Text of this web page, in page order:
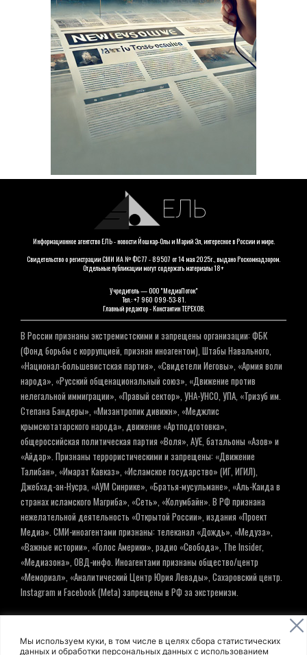
Мы используем куки, в том числе в целях сбора статистических
данных и обработки персональных данных с использованием
ЕЛЬ
Информационное агентство ЕЛЬ - новости Йошкар-Олы и Марий Эл, интересное в России и мире.
Свидетельство о регистрации СМИ ИА № ФС 77 - 89507 от 14 мая 2025г., выдано Роскомнадзором.
Отдельные публикации могут содержать материалы 18+
Учредитель — ООО "МедиаПоток"
Тел.: +7 960 099-53-81.
Главный редактор - Константин ТЕРЕХОВ.
В России признаны экстремистскими и запрещены организации: ФБК
(Фонд борьбы с коррупцией, признан иноагентом), Штабы Навального,
«Национал-большевистская партия», «Свидетели Иеговы», «Армия воли
народа», «Русский общенациональный союз», «Движение против
нелегальной иммиграции», «Правый сектор», УНА-УНСО, УПА, «Тризуб им.
Степана Бандеры», «Мизантропик дивижн», «Меджлис
крымскотатарского народа», движение «Артподготовка»,
общероссийская политическая партия «Воля», АУЕ, батальоны «Азов» и
«Айдар». Признаны террористическими и запрещены: «Движение
Талибан», «Имарат Кавказ», «Исламское государство» (ИГ, ИГИЛ),
Джебхад-ан-Нусра, «АУМ Синрике», «Братья-мусульмане», «Аль-Каида в
странах исламского Магриба», «Сеть», «Колумбайн». В РФ признана
нежелательной деятельность «Открытой России», издания «Проект
Медиа». СМИ-иноагентами признаны: телеканал «Дождь», «Медуза»,
«Важные истории», «Голос Америки», радио «Свобода», The Insider,
«Медиазона», ОВД-инфо. Иноагентами признаны общество/центр
«Мемориал», «Аналитический Центр Юрия Левады», Сахаровский центр.
Instagram и Facebook (Metа) запрещены в РФ за экстремизм.
© ИНФОРМАЦИОННОЕ АГЕНТСТВО ЕЛЬ